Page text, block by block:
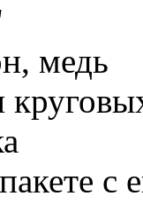
медь
с